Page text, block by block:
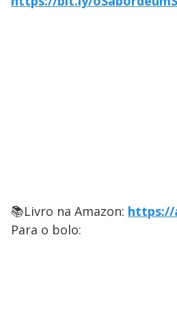
📚Livro na Amazon: https://
Para o bolo: